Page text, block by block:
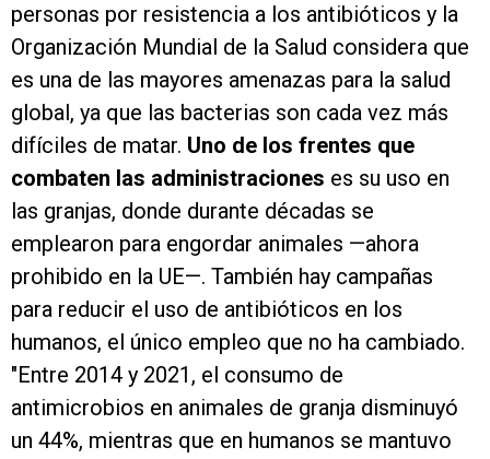
personas por resistencia a los antibióticos y la
Organización Mundial de la Salud considera que
es una de las mayores amenazas para la salud
global, ya que las bacterias son cada vez más
difíciles de matar. Uno de los frentes que
combaten las administraciones es su uso en
las granjas, donde durante décadas se
emplearon para engordar animales —ahora
prohibido en la UE—. También hay campañas
para reducir el uso de antibióticos en los
humanos, el único empleo que no ha cambiado.
"Entre 2014 y 2021, el consumo de
antimicrobios en animales de granja disminuyó
un 44%, mientras que en humanos se mantuvo